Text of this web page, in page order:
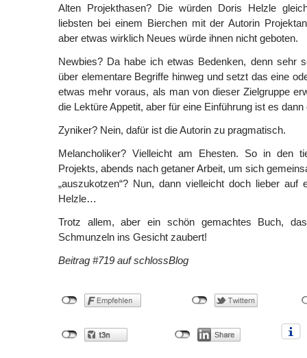
Alten Projekthasen? Die würden Doris Helzle
liebsten bei einem Bierchen mit der Autorin
aber etwas wirklich Neues würde ihnen nicht geboten.
Newbies? Da habe ich etwas Bedenken, denn sehr
über elementare Begriffe hinweg und setzt das eine
etwas mehr voraus, als man von dieser Zielgruppe
die Lektüre Appetit, aber für eine Einführung ist es
Zyniker? Nein, dafür ist die Autorin zu pragmatisch.
Melancholiker? Vielleicht am Ehesten. So in den
Projekts, abends nach getaner Arbeit, um sich
„auszukotzen“? Nun, dann vielleicht doch lieber auf
Helzle…
Trotz allem, aber ein schön gemachtes Buch,
Schmunzeln ins Gesicht zaubert!
Beitrag #719 auf schlossBlog